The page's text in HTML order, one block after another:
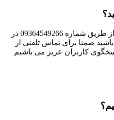
شما برای ارتباط با ما می توانید از طریق شماره 09364549266 در
ضمنا برای تماس تلفنی از